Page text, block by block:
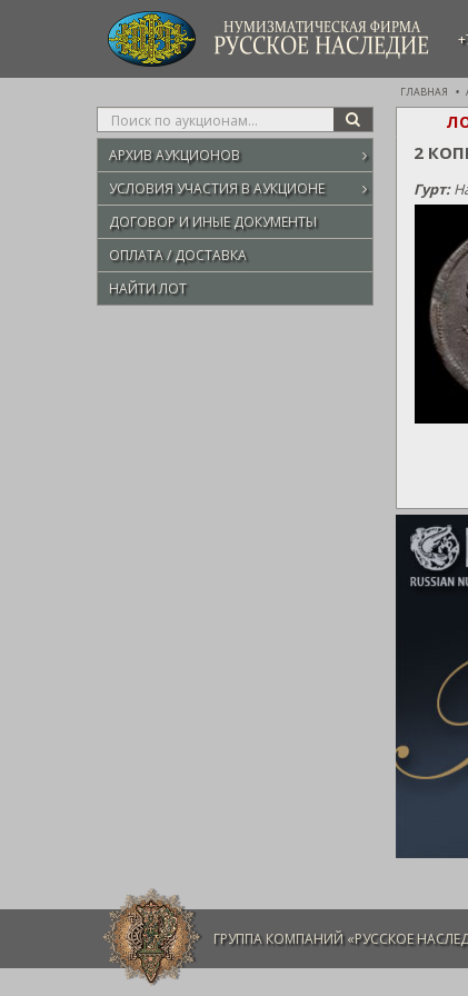
НУМИЗМАТИЧЕСКАЯ ФИРМА
РУССКОЕ НАСЛЕДИЕ
ГЛАВНАЯ
Type
your
search
here
SEARCH
АРХИВ АУКЦИОНОВ
УСЛОВИЯ УЧАСТИЯ В АУКЦИОНЕ
ДОГОВОР И ИНЫЕ ДОКУМЕНТЫ
ОПЛАТА / ДОСТАВКА
НАЙТИ ЛОТ
2
Гурт:
ГРУППА КОМПАНИЙ «РУССКОЕ